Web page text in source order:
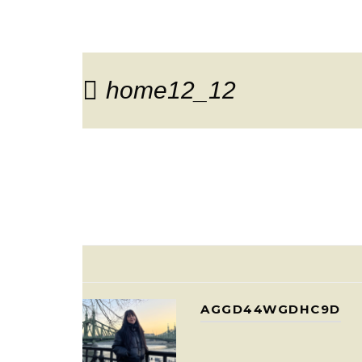
home12_12
AGGD44WGDHC9D